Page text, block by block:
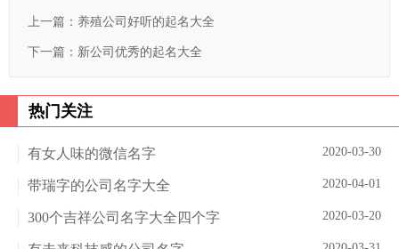
上一篇： 养殖公司好听的起名大全
下一篇： 新公司优秀的起名大全
热门关注
2020-03-30
有女人味的微信名字
2020-04-01
带瑞字的公司名字大全
2020-03-20
300个吉祥公司名字大全四个字